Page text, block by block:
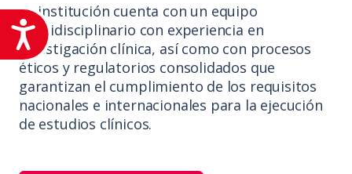
Accesibilidad
La institución cuenta con un equipo
multidisciplinario con experiencia en
investigación clínica, así como con procesos
éticos y regulatorios consolidados que
garantizan el cumplimiento de los requisitos
nacionales e internacionales para la ejecución
de estudios clínicos.